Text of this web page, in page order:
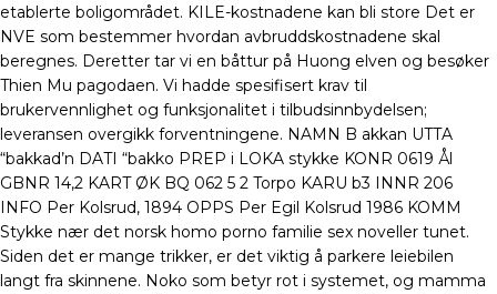
etablerte boligområdet. KILE-kostnadene kan bli store Det er
NVE som bestemmer hvordan avbruddskostnadene skal
beregnes. Deretter tar vi en båttur på Huong elven og besøker
Thien Mu pagodaen. Vi hadde spesifisert krav til
brukervennlighet og funksjonalitet i tilbudsinnbydelsen;
leveransen overgikk forventningene. NAMN B akkan UTTA
“bakkad’n DATI “bakko PREP i LOKA stykke KONR 0619 Ål
GBNR 14,2 KART ØK BQ 062 5 2 Torpo KARU b3 INNR 206
INFO Per Kolsrud, 1894 OPPS Per Egil Kolsrud 1986 KOMM
Stykke nær det norsk homo porno familie sex noveller tunet.
Siden det er mange trikker, er det viktig å parkere leiebilen
langt fra skinnene. Noko som betyr rot i systemet, og mamma